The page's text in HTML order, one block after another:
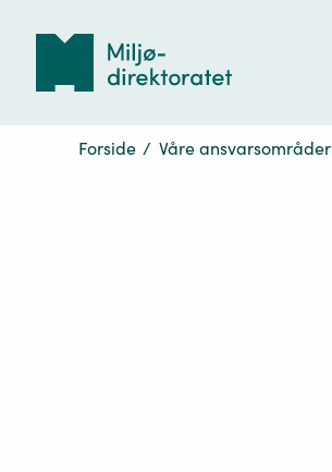
Forside / Våre ansvarsområder